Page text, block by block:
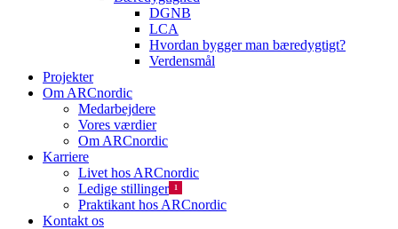
DGNB
LCA
Hvordan bygger man bæredygtigt?
Verdensmål
Projekter
Om ARCnordic
Medarbejdere
Vores værdier
Om ARCnordic
Karriere
Livet hos ARCnordic
Ledige stillinger
1
Praktikant hos ARCnordic
Kontakt os